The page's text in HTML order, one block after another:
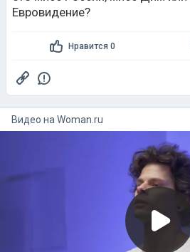
Евровидение?
Нравится 0
Видео на woman.ru